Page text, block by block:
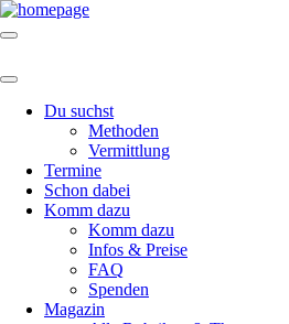
Du suchst
Methoden
Vermittlung
Termine
Schon dabei
Komm dazu
Komm dazu
Infos & Preise
FAQ
Spenden
Magazin